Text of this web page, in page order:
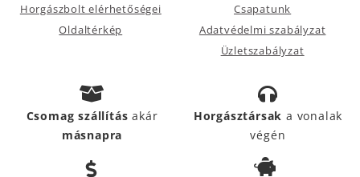
Horgászbolt elérhetőségei
Oldaltérkép
Csapatunk
Adatvédelmi szabályzat
Üzletszabályzat
Csomag szállításakár
másnapra
Horgásztársak a vonalak
végén